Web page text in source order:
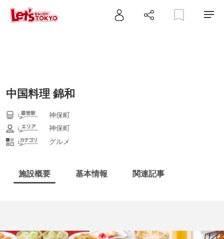
中国料理 錦和
神保町
神保町
グルメ
施設概要 基本情報 関連記事